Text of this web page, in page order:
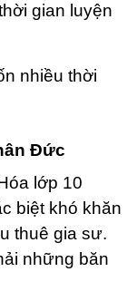
gian luyện
nhiều thời
Đức
lớp 10
biệt khó khăn
thuê gia sư.
những băn